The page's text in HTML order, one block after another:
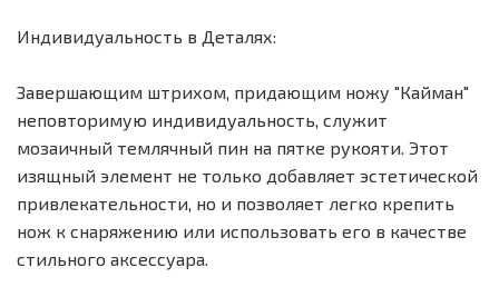
Индивидуальность в Деталях:
Завершающим штрихом, придающим ножу "Кайман"
неповторимую индивидуальность, служит
мозаичный темлячный пин на пятке рукояти. Этот
изящный элемент не только добавляет эстетической
привлекательности, но и позволяет легко крепить
нож к снаряжению или использовать его в качестве
стильного аксессуара.